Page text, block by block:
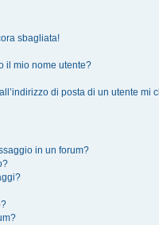
sbagliata!
il mio nome utente?
di posta di un utente mi
in un forum?